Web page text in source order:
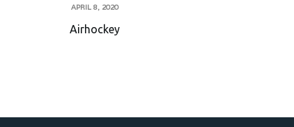
APRIL 8, 2020
Airhockey